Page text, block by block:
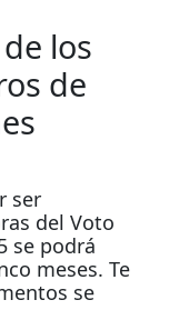
los
de
ser
del Voto
se podrá
meses. Te
se